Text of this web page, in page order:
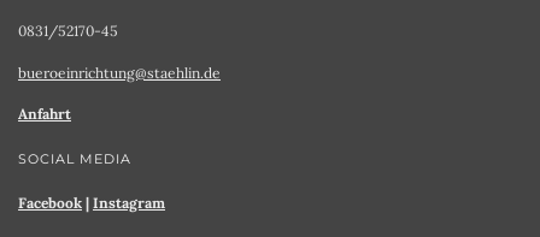
0831/52170-45
bueroeinrichtung@staehlin.de
Anfahrt
SOCIAL MEDIA
Facebook | Instagram